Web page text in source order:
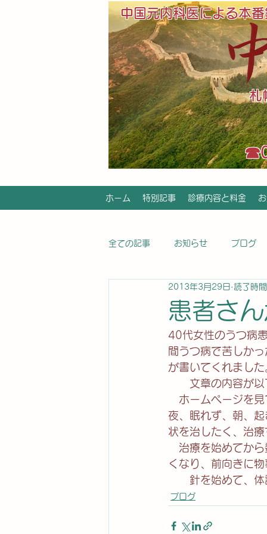
中国元内科医による本
札
ホーム 特別記事 診療内容と料金
全ての記事 お知らせ ブログ
患者さ
2013年3月29日 読了時
40代女性のうつ病
間うつ病で苦しか
が書いてくれました
文章の内容が以
ホームページを見
夜、眠れず、朝、
状を治したく、治
治療を始めてから
くなり、前向きに
針を始めて、体
ブログ